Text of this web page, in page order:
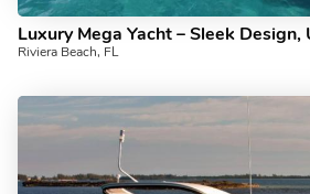
Riviera Beach, FL